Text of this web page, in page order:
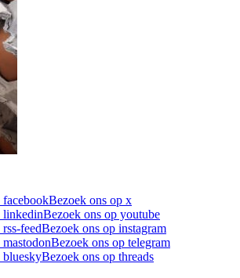
facebookBezoek ons op x
linkedinBezoek ons op youtube
feedBezoek ons op instagram
Bezoek ons op telegram
blueskyBezoek ons op threads